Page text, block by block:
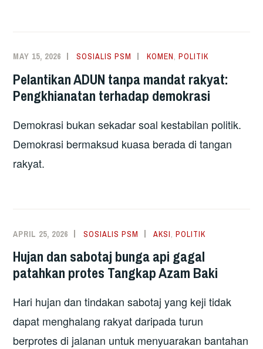
MAY 15, 2026 SOSIALIS PSM KOMEN,POLITIK
Pelantikan ADUN tanpa mandat rakyat:
Pengkhianatan terhadap demokrasi
Demokrasi bukan sekadar soal kestabilan politik.
Demokrasi bermaksud kuasa berada di tangan
rakyat.
APRIL 25, 2026 SOSIALIS PSM AKSI,POLITIK
Hujan dan sabotaj bunga api gagal
patahkan protes Tangkap Azam Baki
Hari hujan dan tindakan sabotaj yang keji tidak
dapat menghalang rakyat daripada turun
berprotes di jalanan untuk menyuarakan bantahan